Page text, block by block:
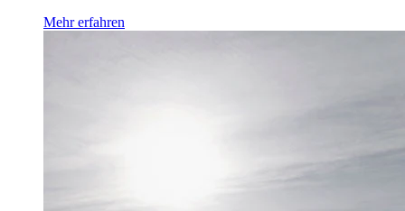
Mehr erfahren